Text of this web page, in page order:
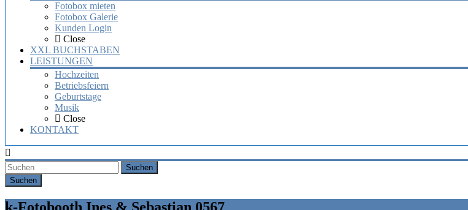
Fotobox mieten
Fotobox Galerie
Kunden Login
Close
XXL BUCHSTABEN
LEISTUNGEN
Hochzeiten
Betriebsfeiern
Geburtstage
Musik
Close
KONTAKT
Suchen